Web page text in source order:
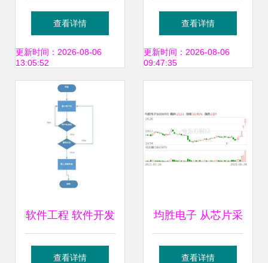
应用 绘制高效蓝图
——销售代理视角
查看详情
更新时间：2026-08-06
13:05:52
解决方案 赋能销售
代理，共赢未来
查看详情
更新时间：2026-08-06
09:47:35
软件工程 软件开发
过程中用到的各种
查看详情
均胜电子 从芯片采
购到系统集成的全
查看详情